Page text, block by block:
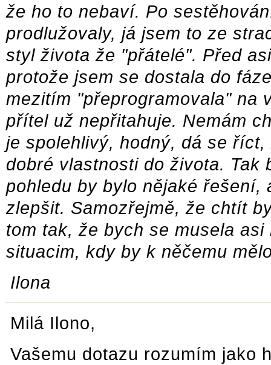
že ho to nebaví. Po
prodlužovaly, já jsem to ze
styl života že "přátelé". Před
protože jsem se dostala do
mezitím "přeprogramovala" na
přítel už nepřitahuje. Nemám
je spolehlivý, hodný, dá se
dobré vlastnosti do života.
pohledu by bylo nějaké
zlepšit. Samozřejmě, že chtít
tom tak, že bych se musela
situacim, kdy by k něčemu
Ilona
Milá Ilono,
Vašemu dotazu rozumím jako